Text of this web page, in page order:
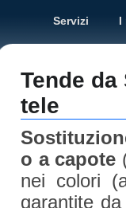
Servizi I
Tende
tele
o a capote
nei colori
garantite